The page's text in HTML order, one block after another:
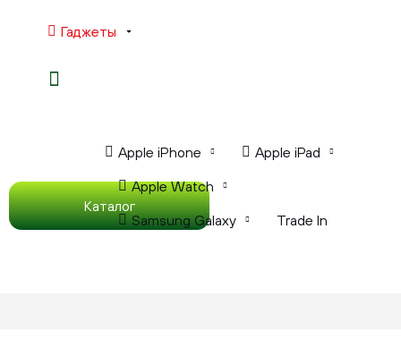
Гаджеты
Каталог
Apple iPhone Apple iPad
Apple Watch
Samsung Galaxy Trade In